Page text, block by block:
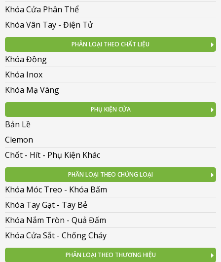
Khóa Cửa Phân Thể
Khóa Vân Tay - Điện Tử
PHÂN LOẠI THEO CHẤT LIỆU
Khóa Đồng
Khóa Inox
Khóa Mạ Vàng
PHỤ KIỆN CỬA
Bản Lề
Clemon
Chốt - Hít - Phụ Kiện Khác
PHÂN LOẠI THEO CHỦNG LOẠI
Khóa Móc Treo - Khóa Bấm
Khóa Tay Gạt - Tay Bẻ
Khóa Nắm Tròn - Quả Đấm
Khóa Cửa Sắt - Chống Cháy
PHÂN LOẠI THEO THƯƠNG HIỆU